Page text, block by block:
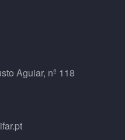
Aguiar, nº 118